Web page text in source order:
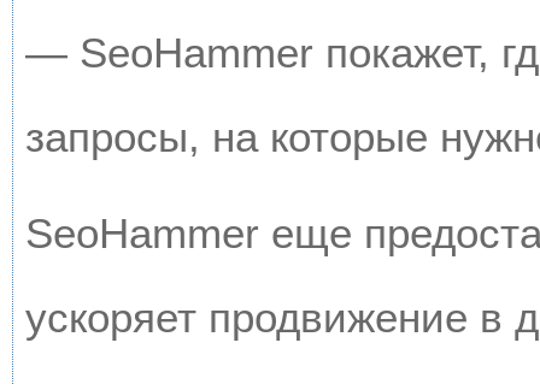
— SeoHammer покажет,
запросы, на которые
SeoHammer еще
ускоряет продвижение в